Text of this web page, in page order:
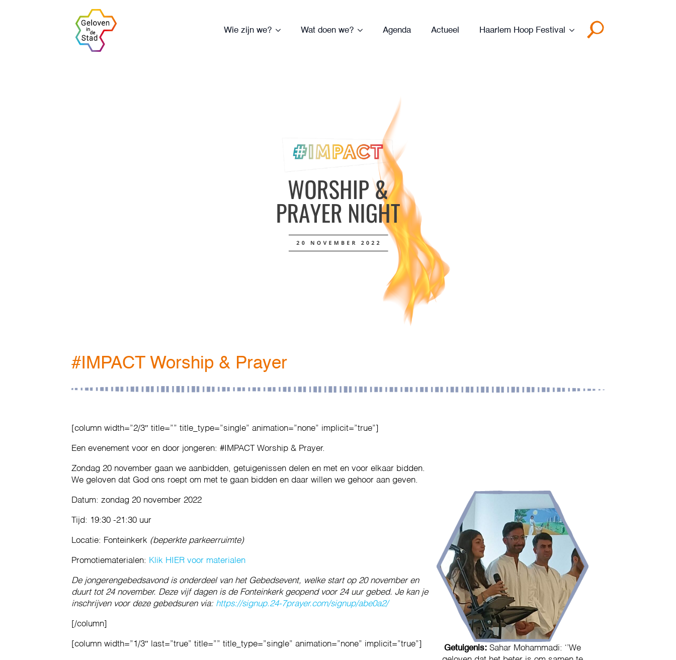
Wie zijn we? Wat doen we? Agenda Actueel Haarlem Hoop Festival
#IMPACT Worship & Prayer
[column width=”2/3″ title=”” title_type=”single” animation=”none” implicit=”true”]
Een evenement voor en door jongeren: #IMPACT Worship & Prayer.
Zondag 20 november gaan we aanbidden, getuigenissen delen en met en voor elkaar bidden.
We geloven dat God ons roept om met te gaan bidden en daar willen we gehoor aan geven.
Datum: zondag 20 november 2022
Tijd: 19:30 -21:30 uur
Locatie: Fonteinkerk (beperkte parkeerruimte)
Promotiematerialen: Klik HIER voor materialen
De jongerengebedsavond is onderdeel van het Gebedsevent, welke start op 20 november en
duurt tot 24 november. Deze vijf dagen is de Fonteinkerk geopend voor 24 uur gebed. Je kan je
inschrijven voor deze gebedsuren via: https://signup.24-7prayer.com/signup/abe0a2/
[/column]
[column width=”1/3″ last=”true” title=”” title_type=”single” animation=”none” implicit=”true”] Getuigenis: Sahar Mohammadi: ‘’We